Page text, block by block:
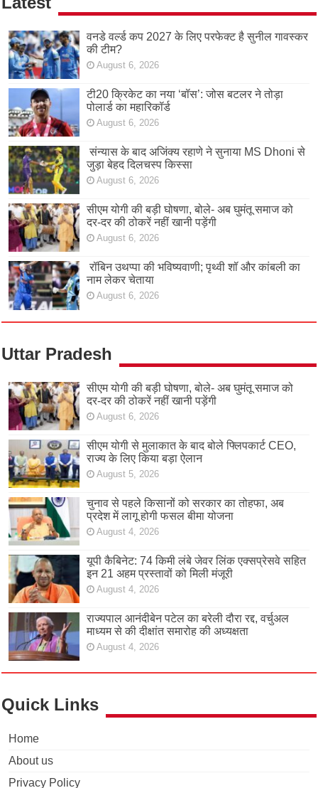
वनडे वर्ल्ड कप 2027 के लिए परफेक्ट है सुनील गावस्कर
की टीम?
August 6, 2026
टी20 क्रिकेट का नया ‘बॉस’: जोस बटलर ने तोड़ा
पोलार्ड का महारिकॉर्ड
August 6, 2026
संन्यास के बाद अजिंक्‍य रहाणे ने सुनाया MS Dhoni से
जुड़ा बेहद दिलचस्प किस्सा
August 6, 2026
सीएम योगी की बड़ी घोषणा, बोले- अब घुमंतू समाज को
दर-दर की ठोकरें नहीं खानी पड़ेंगी
August 6, 2026
रॉबिन उथप्पा की भविष्यवाणी; पृथ्वी शॉ और कांबली का
नाम लेकर चेताया
August 6, 2026
Uttar Pradesh
सीएम योगी की बड़ी घोषणा, बोले- अब घुमंतू समाज को
दर-दर की ठोकरें नहीं खानी पड़ेंगी
August 6, 2026
सीएम योगी से मुलाकात के बाद बोले फ्लिपकार्ट CEO,
राज्य के लिए किया बड़ा ऐलान
August 5, 2026
चुनाव से पहले किसानों को सरकार का तोहफा, अब
प्रदेश में लागू होगी फसल बीमा योजना
August 4, 2026
यूपी कैबिनेट: 74 किमी लंबे जेवर लिंक एक्सप्रेसवे सहित
इन 21 अहम प्रस्तावों को मिली मंजूरी
August 4, 2026
राज्यपाल आनंदीबेन पटेल का बरेली दौरा रद्द, वर्चुअल
माध्यम से की दीक्षांत समारोह की अध्यक्षता
August 4, 2026
Quick Links
Home
About us
Privacy Policy